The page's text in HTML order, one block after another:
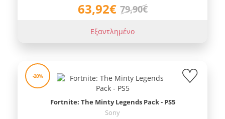
63,92€ 79,90€
Εξαντλημένο
-20%
Fortnite: The Minty Legends Pack - PS5
Sony